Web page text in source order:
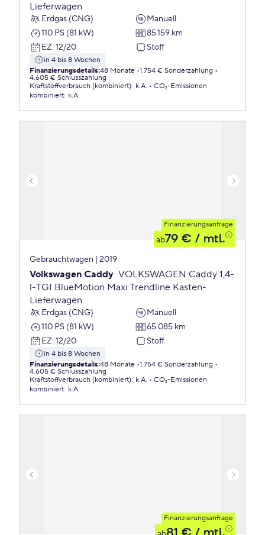
Lieferwagen
Erdgas (CNG)
Manuell
110 PS (81 kW)
85.159 km
EZ: 12/20 Stoff
in 4 bis 8 Wochen
Finanzierungsdetails:48 Monate 1.754 € Sonderzahlung
4.605 € Schlusszahlung
Kraftstoffverbrauch (kombiniert): k.A.
CO₂-Emissionen
kombiniert: k.A.
Finanzierungsanfrage
ab79 € / mtl.
Gebrauchtwagen | 2019
Volkswagen Caddy VOLKSWAGEN Caddy 1,4-
l-TGI BlueMotion Maxi Trendline Kasten-
Lieferwagen
Erdgas (CNG)
Manuell
110 PS (81 kW)
65.085 km
EZ: 12/20 Stoff
in 4 bis 8 Wochen
Finanzierungsdetails:48 Monate 1.754 € Sonderzahlung
4.605 € Schlusszahlung
Kraftstoffverbrauch (kombiniert): k.A.
CO₂-Emissionen
kombiniert: k.A.
Finanzierungsanfrage